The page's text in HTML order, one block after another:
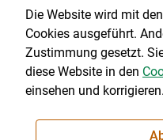
Impressum|Kontakt|
Cookie-Einstellungen
NEWSLETTER
Die Website wird mit
Cookies ausgeführt.
Zustimmung gesetzt.
diese Website in den
einsehen und korrigieren.